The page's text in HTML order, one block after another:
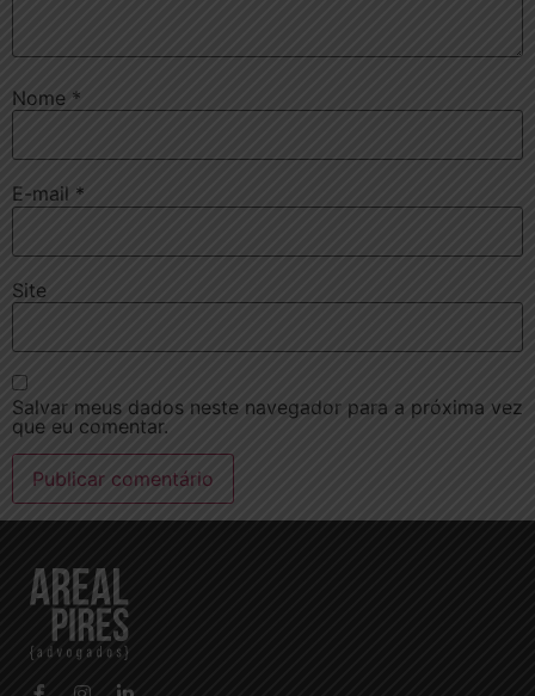
Nome *
E-mail *
Site
Salvar meus dados neste navegador para a próxima vez
que eu comentar.